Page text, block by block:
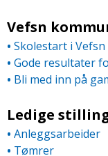
Vefsn
• Skolestart i Vefsn
• Gode resultater
• Bli med inn på
Ledige
• Anleggsarbeider
• Tømrer